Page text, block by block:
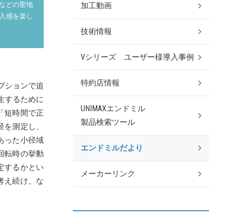
どの聖地
感を楽し
ションで追
するために
短時間で正
測定し、
った小径域
転時の挙動
するかとい
え続け、な
加工動画
技術情報
Vシリーズ ユーザー様導入事例
特約店情報
UNIMAXエンドミル
製品検索ツール
エンドミルだより
メーカーリンク